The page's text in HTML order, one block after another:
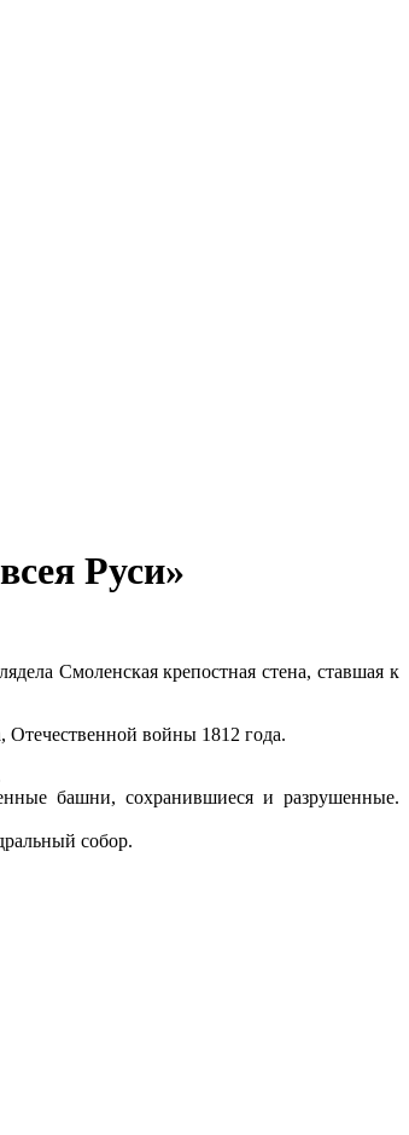
Руси»
Смоленская крепостная стена, ставшая к
войны 1812 года.
башни, сохранившиеся и разрушенные.
собор.